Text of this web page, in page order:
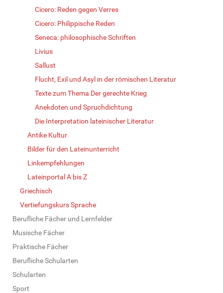
Cicero: Reden gegen Verres
Cicero: Philippische Reden
Seneca: philosophische Schriften
Livius
Sallust
Flucht, Exil und Asyl in der römischen Literatur
Texte zum Thema Der gerechte Krieg
Anekdoten und Spruchdichtung
Die Interpretation lateinischer Literatur
Antike Kultur
Bilder für den Lateinunterricht
Linkempfehlungen
Lateinportal A bis Z
Griechisch
Vertiefungskurs Sprache
Berufliche Fächer und Lernfelder
Musische Fächer
Praktische Fächer
Berufliche Schularten
Schularten
Sport